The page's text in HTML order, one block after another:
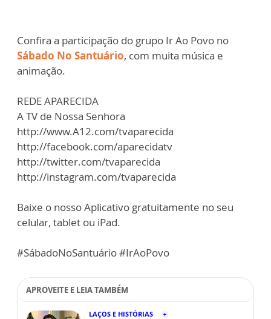
Confira a participação do grupo Ir Ao Povo no
Sábado No Santuário, com muita música e
animação.
REDE APARECIDA
A TV de Nossa Senhora
http://www.A12.com/tvaparecida
http://facebook.com/aparecidatv
http://twitter.com/tvaparecida
http://instagram.com/tvaparecida
Baixe o nosso Aplicativo gratuitamente no seu
celular, tablet ou iPad.
#SábadoNoSantuário #IrAoPovo
APROVEITE E LEIA TAMBÉM
LAÇOS E HISTÓRIAS